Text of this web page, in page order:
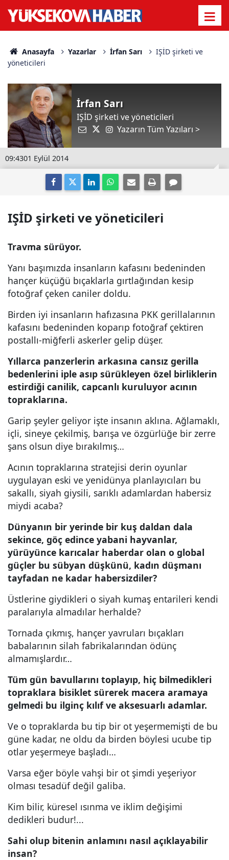
Anasayfa Yazarlar İrfan Sarı
IŞİD şirketi ve
yöneticileri
İrfan Sarı
IŞİD şirketi ve yöneticileri
Yazarın Tüm Yazıları >
09:4301 Eylül 2014
IŞİD şirketi ve yöneticileri
Travma sürüyor.
Yanı başımızda insanların kafasını bedeninden
hançer küçüğü bıçaklarla gırtlağından kesip
fotoğraf çeken caniler doldu.
Birden iyi insanların hafızasına PKK gerillalarının
kafasını bedeninden koparıp fotoğraf çektiren
postallı-miğferli askerler gelip düşer.
Yıllarca panzerlerin arkasına cansız gerilla
bedenlerini iple asıp sürükleyen özel birliklerin
estirdiği canilik, capcanlı kuruluyor acının
topraklarına.
Garip şeyler geliyor işte insanın aklına. Ağlamaklı,
içli, sineye çekilmiş, barışa ve özgürlüğe bir zerre
şans olsun diye bırakılmış…
Acının topraklarına stratejisi derin oyunlar
uygulayan eski ve yenidünya planlayıcıları bu
sakallı, siyah giysili, sarıklı adamlardan habersiz
miydi acaba?
Dünyanın bir yerinde bir kuş daldan dala
sekince, göç edince yabani hayvanlar,
yürüyünce karıcalar haberdar olan o global
güçler bu sübyan düşkünü, kadın düşmanı
tayfadan ne kadar habersizdiler?
Üstlerine giydikleri o siyah kumaş entarileri kendi
paralarıyla almadılar herhalde?
Tornada çıkmış, hançer yavruları bıçakları
babalarının silah fabrikalarından ödünç
almamışlardır…
Tüm gün bavullarını toplayıp, hiç bilmedikleri
topraklara bisiklet sürerek macera aramaya
gelmedi bu ilginç kılıf ve aksesuarlı adamlar.
Ve o topraklarda bu tip bir ot yeşermemişti de bu
güne kadar, ne oldu da birden böylesi ucube tip
otlar yeşermeye başladı…
Varsa eğer böyle vahşi bir ot şimdi yeşeriyor
olması tesadüf değil galiba.
Kim bilir, küresel ısınma ve iklim değişimi
dedikleri budur!...
Sahi olup bitenin anlamını nasıl açıklayabilir
insan?